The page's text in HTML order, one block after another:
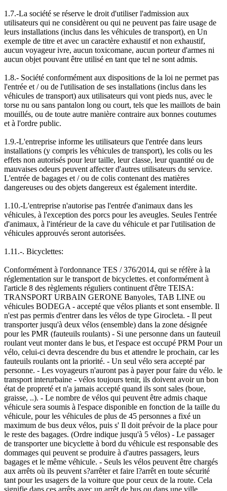
1.7.-La société se réserve le droit d'utiliser l'admission aux
utilisateurs qui ne considèrent ou qui ne peuvent pas faire usage de
leurs installations (inclus dans les véhicules de transport), en Un
exemple de titre et avec un caractère exhaustif et non exhaustif,
aucun voyageur ivre, aucun toxicomane, aucun porteur d'armes ni
aucun objet pouvant être utilisé en tant que tel ne sont admis.
1.8.- Société conformément aux dispositions de la loi ne permet pas
l'entrée et / ou de l'utilisation de ses installations (inclus dans les
véhicules de transport) aux utilisateurs qui vont pieds nus, avec le
torse nu ou sans pantalon long ou court, tels que les maillots de bain
mouillés, ou de toute autre manière contraire aux bonnes coutumes
et à l'ordre public.
1.9.-L'entreprise informe les utilisateurs que l'entrée dans leurs
installations (y compris les véhicules de transport), les colis ou les
effets non autorisés pour leur taille, leur classe, leur quantité ou de
mauvaises odeurs peuvent affecter d'autres utilisateurs du service.
L'entrée de bagages et / ou de colis contenant des matières
dangereuses ou des objets dangereux est également interdite.
1.10.-L'entreprise n'autorise pas l'entrée d'animaux dans les
véhicules, à l'exception des porcs pour les aveugles. Seules l'entrée
d'animaux, à l'intérieur de la cave du véhicule et par l'utilisation de
véhicules approuvés seront autorisées.
1.11.-. Bicyclettes:
Conformément à l'ordonnance TES / 376/2014, qui se réfère à la
réglementation sur le transport de bicyclettes. et conformément à
l'article 8 des règlements réguliers continuent d'être TEISA:
TRANSPORT URBAIN GERONE Banyoles, TAB LINE ou
véhicules BODEGA - accepté que vélos pliants et sont ensemble. Il
n'est pas permis d'entrer dans les vélos de type Girocleta. - Il peut
transporter jusqu'à deux vélos (ensemble) dans la zone désignée
pour les PMR (fauteuils roulants) - Si une personne dans un fauteuil
roulant veut monter dans le bus, et l'espace est occupé PRM Pour un
vélo, celui-ci devra descendre du bus et attendre le prochain, car les
fauteuils roulants ont la priorité. - Un seul vélo sera accepté par
personne. - Les voyageurs n'auront pas à payer pour faire du vélo. le
transport interurbaine - vélos toujours tenir, ils doivent avoir un bon
état de propreté et n'a jamais accepté quand ils sont sales (boue,
graisse, ..). - Le nombre de vélos qui peuvent être admis chaque
véhicule sera soumis à l'espace disponible en fonction de la taille du
véhicule, pour les véhicules de plus de 45 personnes a fixé un
maximum de bus deux vélos, puis s' Il doit prévoir de la place pour
le reste des bagages. (Ordre indique jusqu'à 5 vélos) - Le passager
de transporter une bicyclette à bord du véhicule est responsable des
dommages qui peuvent se produire à d'autres passagers, leurs
bagages et le même véhicule. - Seuls les vélos peuvent être chargés
aux arrêts où ils peuvent s?arrêter et faire l?arrêt en toute sécurité
tant pour les usagers de la voiture que pour ceux de la route. Cela
signifie dans ces arrêts avec un arrêt de bus ou dans une ville.